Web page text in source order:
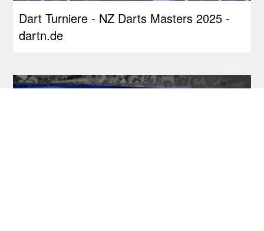
Dart Turniere - NZ Darts Masters 2025 -
dartn.de